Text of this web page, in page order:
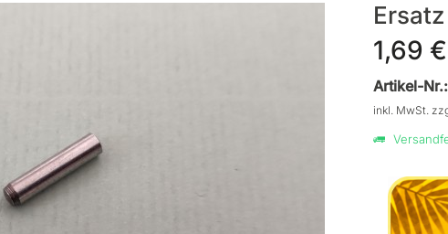
1,69
Artikel-Nr.:
inkl. MwSt.